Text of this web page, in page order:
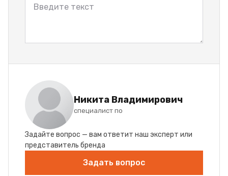
Никита Владимирович
специалист по
Задайте вопрос — вам ответит наш эксперт или
представитель бренда
Задать вопрос